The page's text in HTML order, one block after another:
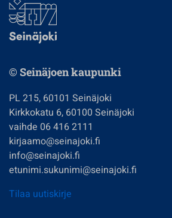
© Seinäjoen kaupunki
PL 215, 60101 Seinäjoki
Kirkkokatu 6, 60100 Seinäjoki
vaihde 06 416 2111
kirjaamo@seinajoki.fi
info@seinajoki.fi
etunimi.sukunimi@seinajoki.fi
Tilaa uutiskirje